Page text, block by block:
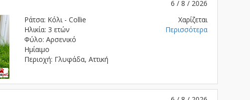
6 / 8 / 2026
Ράτσα: Κόλι - Collie
Ηλικία: 3 ετών
Φύλο: Αρσενικό
Ημίαιμο
Περιοχή: Γλυφάδα, Αττική
Χαρίζεται
Περισσότερα